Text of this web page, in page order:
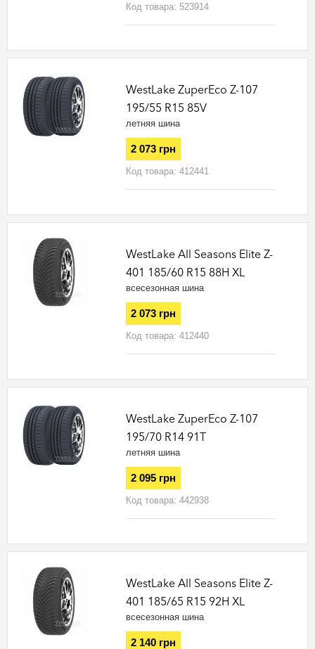
Код товара:523914
WestLake ZuperEco Z-107
195/55 R15 85V
летняя шина
2 073 грн
Код товара:412441
WestLake All Seasons Elite Z-
401 185/60 R15 88H XL
всесезонная шина
2 073 грн
Код товара:412440
WestLake ZuperEco Z-107
195/70 R14 91T
летняя шина
2 095 грн
Код товара:442938
WestLake All Seasons Elite Z-
401 185/65 R15 92H XL
всесезонная шина
2 140 грн